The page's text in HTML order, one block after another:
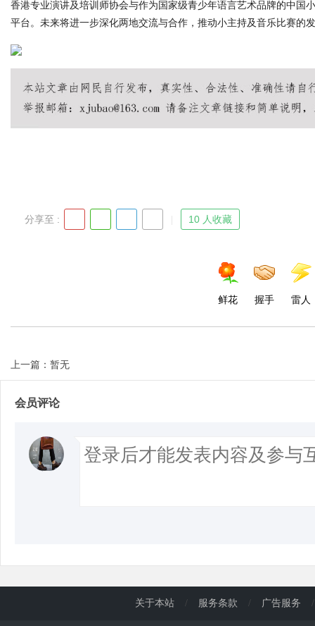
香港专业演讲及培训师协会与作为国家级青少年语言艺术品牌的中国
平台。未来将进一步深化两地交流与合作，推动小主持及音乐比赛的
分享至 : 10 人收藏
鲜花 握手 雷人
上一篇：暂无
会员评论
关于本站 / 服务条款 / 广告服务 /